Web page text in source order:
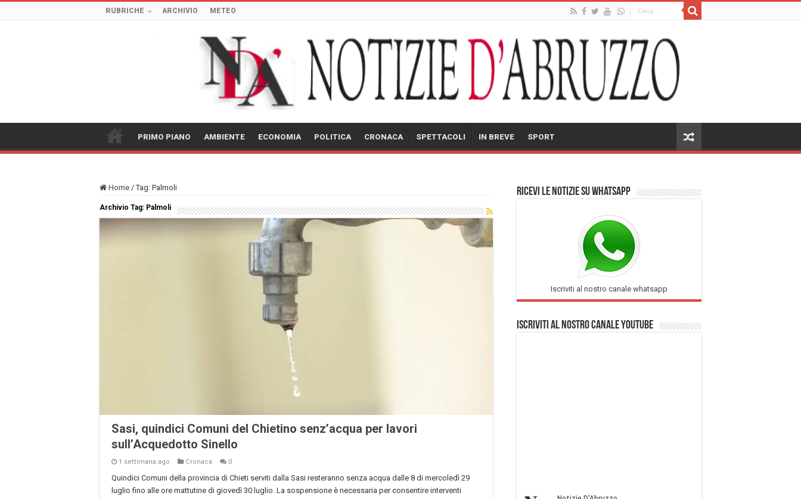
RUBRICHE ARCHIVIO METEO
PRIMO PIANO AMBIENTE ECONOMIA POLITICA CRONACA SPETTACOLI IN BREVE SPORT
Home / Tag: Palmoli
Archivio Tag: Palmoli
Sasi, quindici Comuni del Chietino senz’acqua per lavori
sull’Acquedotto Sinello
1 settimana ago Cronaca 0
Quindici Comuni della provincia di Chieti serviti dalla Sasi resteranno senza acqua dalle 8 di mercoledì 29
luglio fino alle ore mattutine di giovedì 30 luglio. La sospensione è necessaria per consentire interventi
Ricevi le notizie su Whatsapp
Iscriviti al nostro canale whatsapp
Iscriviti al nostro Canale Youtube